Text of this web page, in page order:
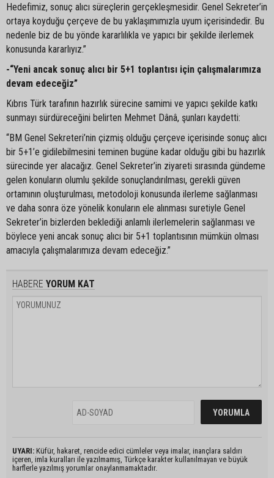
Hedefimiz, sonuç alıcı süreçlerin gerçekleşmesidir. Genel Sekreter’in
ortaya koyduğu çerçeve de bu yaklaşımımızla uyum içerisindedir. Bu
nedenle biz de bu yönde kararlılıkla ve yapıcı bir şekilde ilerlemek
konusunda kararlıyız.”
-“Yeni ancak sonuç alıcı bir 5+1 toplantısı için çalışmalarımıza
devam edeceğiz”
Kıbrıs Türk tarafının hazırlık sürecine samimi ve yapıcı şekilde katkı
sunmayı sürdüreceğini belirten Mehmet Dânâ, şunları kaydetti:
“BM Genel Sekreteri’nin çizmiş olduğu çerçeve içerisinde sonuç alıcı
bir 5+1’e gidilebilmesini teminen bugüne kadar olduğu gibi bu hazırlık
sürecinde yer alacağız. Genel Sekreter’in ziyareti sırasında gündeme
gelen konuların olumlu şekilde sonuçlandırılması, gerekli güven
ortamının oluşturulması, metodoloji konusunda ilerleme sağlanması
ve daha sonra öze yönelik konuların ele alınması suretiyle Genel
Sekreter’in bizlerden beklediği anlamlı ilerlemelerin sağlanması ve
böylece yeni ancak sonuç alıcı bir 5+1 toplantısının mümkün olması
amacıyla çalışmalarımıza devam edeceğiz.”
HABERE YORUM KAT
UYARI: Küfür, hakaret, rencide edici cümleler veya imalar, inançlara saldırı
içeren, imla kuralları ile yazılmamış, Türkçe karakter kullanılmayan ve büyük
harflerle yazılmış yorumlar onaylanmamaktadır.